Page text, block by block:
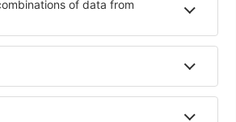
Welche Annehmlichkeiten
in Vimianzo finden?